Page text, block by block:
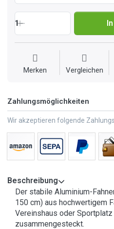
1
Merken Vergleichen
Zahlungsmöglichkeiten
Wir akzeptieren folgende
Beschreibung
Der stabile Aluminium-
150 cm) aus hochwertigem
Vereinshaus oder
zusammengesteckt.